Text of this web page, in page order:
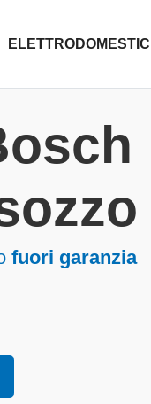
ELETTRODOMESTICI
fuori garanzia